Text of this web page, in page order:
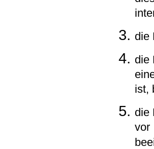
die
die
ist,
die
vor